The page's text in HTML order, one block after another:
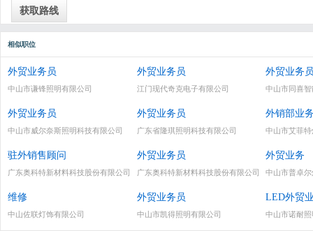
相似职位
外贸业务员
中山市谦锋照明有限公司
外贸业务员
江门现代奇克电子有限公司
外贸业务
中山市同喜
外贸业务员
中山市威尔奈斯照明科技有限公司
外贸业务员
广东省隆琪照明科技有限公司
外销部业
中山市艾菲
驻外销售顾问
广东奥科特新材料科技股份有限公司
外贸业务员
广东奥科特新材料科技股份有限公司
外贸业务
中山市普卓
维修
中山佐联灯饰有限公司
外贸业务员
中山市凯得照明有限公司
LED外贸
中山市诺耐